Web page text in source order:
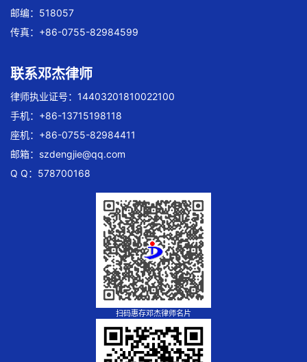
邮编：518057
传真：+86-0755-82984599
联系邓杰律师
律师执业证号：14403201810022100
手机：+86-13715198118
座机：+86-0755-82984411
邮箱： szdengjie@qq.com
Q Q：578700168
扫码惠存邓杰律师名片